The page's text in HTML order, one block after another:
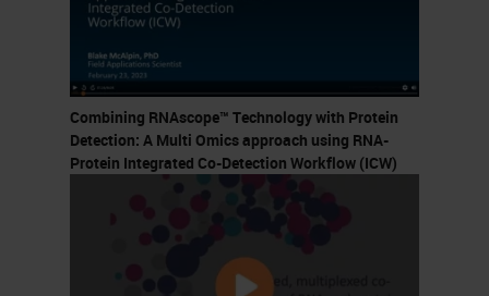
Combining RNAscope™ Technology with Protein
Detection: A Multi Omics approach using RNA-
Protein Integrated Co-Detection Workflow (ICW)